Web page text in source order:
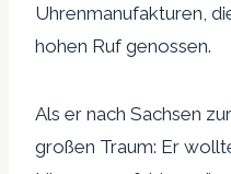
Uhrenmanufakturen,
hohen Ruf genossen.
Als er nach Sachsen
großen Traum: Er